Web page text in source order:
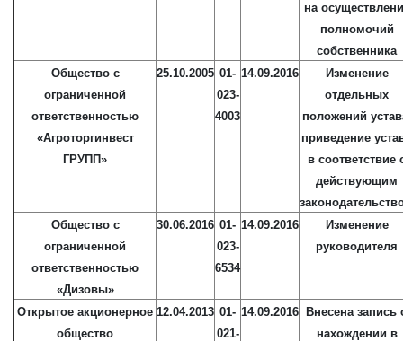
на
полномочий
собственника
Общество с
ограниченной
ответственностью
«Агроторгинвест
ГРУПП»
25.10.2005 01-
023-
4003
14.09.2016
Изменение
отдельных
положений
приведение
в соответствие
действующим
Общество с
ограниченной
ответственностью
«Дизовы»
30.06.2016 01-
023-
6534
14.09.2016
Изменение
руководителя
Открытое акционерное
общество
12.04.2013 01-
021-
14.09.2016
Внесена запись
нахождении в